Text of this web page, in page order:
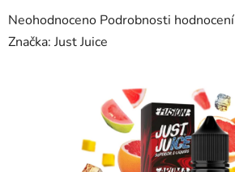
Průměrné
hodnocení
Neohodnoceno Podrobnosti hodnocení
Značka: Just Juice